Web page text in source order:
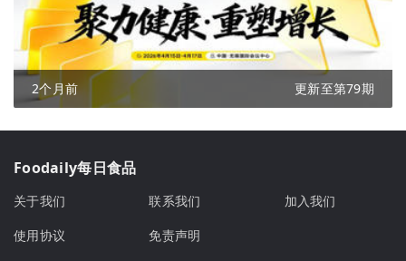
2个月前 更新至第79期
Foodaily每日食品
关于我们 联系我们
加入我们
使用协议
免责声明